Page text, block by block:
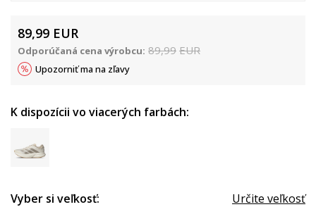
89,99 EUR
Odporúčaná cena výrobcu: 89,99 EUR
Upozorniť ma na zľavy
K dispozícii vo viacerých farbách:
Vyber si veľkosť: Určite veľkosť